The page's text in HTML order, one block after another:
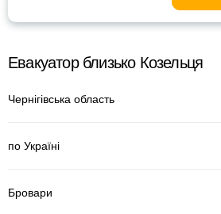
Евакуатор близько Козельця
Чернігівська область
по Україні
Бровари